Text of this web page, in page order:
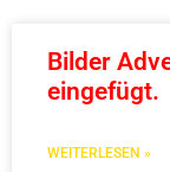
Bilder
eingefügt.
WEITERLESEN »